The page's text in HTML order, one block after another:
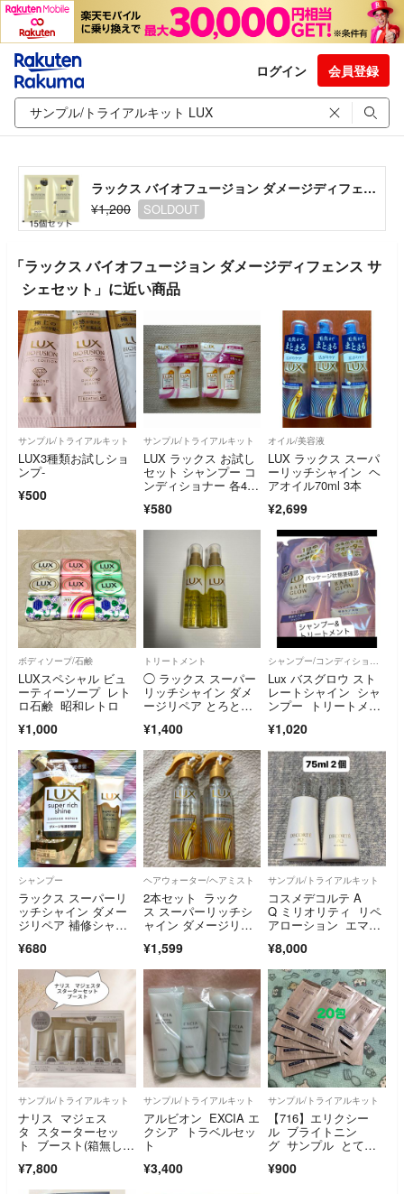
ログイン 会員登録
ラックス バイオフュージョン ダメージディフェンス サシェセット
¥1,200
SOLDOUT
「ラックス バイオフュージョン ダメージディフェンス サ
シェセット」に近い商品
サンプル/トライアルキット
LUX3種類お試しショ
ンプ-
¥500
サンプル/トライアルキット
LUX ラックス お試し
セット シャンプー コ
ンディショナー 各40g
¥580
オイル/美容液
LUX ラックス スーパ
ーリッチシャイン ヘ
アオイル70ml 3本
¥2,699
ボディソープ/石鹸
LUXスペシャル ビュ
ーティーソープ レト
ロ石鹸 昭和レトロ
¥1,000
トリートメント
◯ ラックス スーパー
リッチシャイン ダメ
ージリペア とろとろ
¥1,400
シャンプー/コンディショナーセット
Lux バスグロウ スト
レートシャイン シャ
ンプー トリートメン
¥1,020
シャンプー
ラックス スーパーリ
ッチシャイン ダメー
ジリペア 補修シャン
¥680
ヘアウォーター/ヘアミスト
2本セット ラック
ス スーパーリッチシ
ャイン ダメージリペ
0ml lux
¥1,599
サンプル/トライアルキット
コスメデコルテ A
Q ミリオリティ リペ
アローション エマル
¥8,000
サンプル/トライアルキット
ナリス マジェス
タ スターターセッ
ト ブースト(箱無し発
¥7,800
サンプル/トライアルキット
アルビオン EXCIA エ
クシア トラベルセッ
ト
¥3,400
サンプル/トライアルキット
【716】エリクシー
ル ブライトニン
グ サンプル とても
¥900